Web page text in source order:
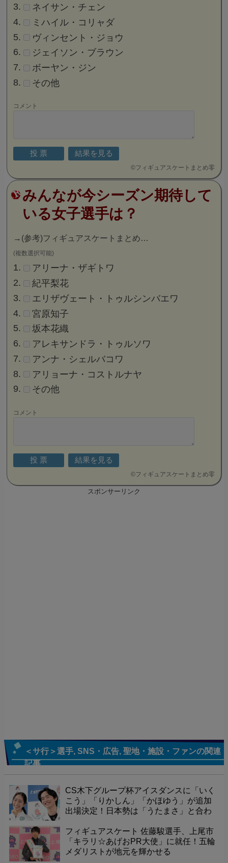
ネイサン・チェン
ミハイル・コリャダ
ヴィンセント・ジョウ
ジェイソン・ブラウン
ボーヤン・ジン
その他
コメント
©フィギュアスケートまとめ零
みんなが今シーズン期待して
いる女子選手は？
→ (参考)フィギュアスケートまとめ…
(複数選択可能)
アリーナ・ザギトワ
紀平梨花
エリザヴェート・トゥルシンバエワ
宮原知子
坂本花織
アレキサンドラ・トゥルソワ
アンナ・シェルバコワ
アリョーナ・コストルナヤ
その他
コメント
©フィギュアスケートまとめ零
スポンサーリンク
＜サ行＞選手 SNS・広告 聖地・施設・ファンの関連
記事
CS木下グループ杯アイスダンスに「いく
こう」「りかしん」「かほゆう」が追加
出場決定！日本勢は「うたまさ」と合わ
フィギュアスケート 佐藤駿選手、上尾市
「キラリ☆あげおPR大使」に就任！五輪
メダリストが地元を輝かせる